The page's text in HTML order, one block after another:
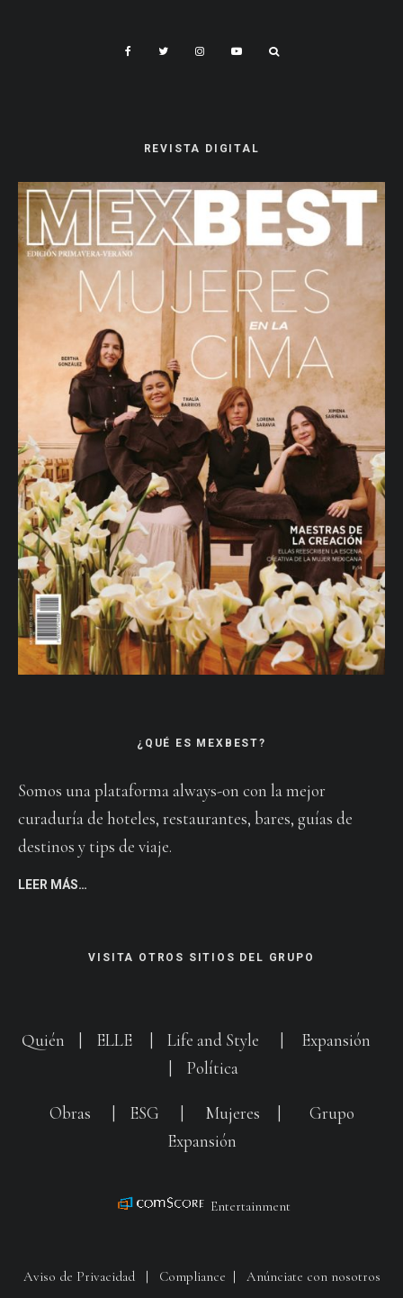
REVISTA DIGITAL
¿QUÉ ES MEXBEST?
Somos una plataforma always-on con la mejor
curaduría de hoteles, restaurantes, bares, guías de
destinos y tips de viaje.
LEER MÁS…
VISITA OTROS SITIOS DEL GRUPO
Quién ELLE Life and Style
Expansión
Política
Obras ESG Mujeres
Grupo
Expansión
Entertainment
Aviso de Privacidad| Compliance Anúnciate con nosotros